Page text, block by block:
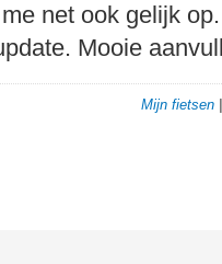
net ook gelijk
Mooie
Mijn fietsen